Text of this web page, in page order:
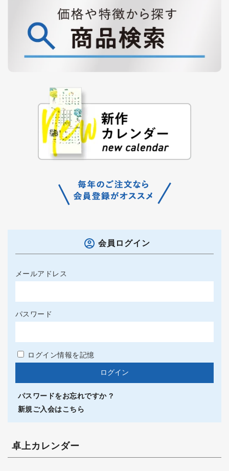
会員ログイン
メールアドレス
パスワード
ログイン情報を記憶
パスワードをお忘れですか ?
新規ご入会はこちら
卓上カレンダー